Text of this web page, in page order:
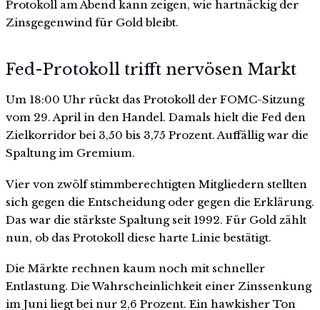
Protokoll am Abend kann zeigen, wie hartnäckig der
Zinsgegenwind für Gold bleibt.
Fed-Protokoll trifft nervösen Markt
Um 18:00 Uhr rückt das Protokoll der FOMC-Sitzung
vom 29. April in den Handel. Damals hielt die Fed den
Zielkorridor bei 3,50 bis 3,75 Prozent. Auffällig war die
Spaltung im Gremium.
Vier von zwölf stimmberechtigten Mitgliedern stellten
sich gegen die Entscheidung oder gegen die Erklärung.
Das war die stärkste Spaltung seit 1992. Für Gold zählt
nun, ob das Protokoll diese harte Linie bestätigt.
Die Märkte rechnen kaum noch mit schneller
Entlastung. Die Wahrscheinlichkeit einer Zinssenkung
im Juni liegt bei nur 2,6 Prozent. Ein hawkisher Ton